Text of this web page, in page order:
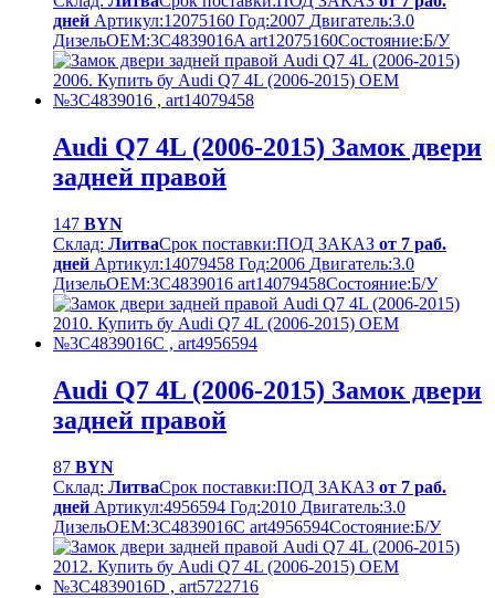
дней Артикул:12075160 Год:2007 Двигатель:3.0
ДизельOEM:3C4839016A art12075160Cостояние:Б/У
Audi Q7 4L (2006-2015) Замок двери
задней правой
147 BYN
Склад: ЛитваСрок поставки:ПОД ЗАКАЗ от 7 раб.
дней Артикул:14079458 Год:2006 Двигатель:3.0
ДизельOEM:3C4839016 art14079458Cостояние:Б/У
Audi Q7 4L (2006-2015) Замок двери
задней правой
87 BYN
Склад: ЛитваСрок поставки:ПОД ЗАКАЗ от 7 раб.
дней Артикул:4956594 Год:2010 Двигатель:3.0
ДизельOEM:3C4839016C art4956594Cостояние:Б/У